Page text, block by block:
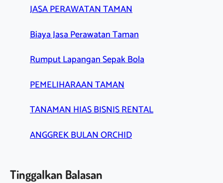
JASA PERAWATAN TAMAN
Biaya Jasa Perawatan Taman
Rumput Lapangan Sepak Bola
PEMELIHARAAN TAMAN
TANAMAN HIAS BISNIS RENTAL
ANGGREK BULAN ORCHID
Tinggalkan Balasan